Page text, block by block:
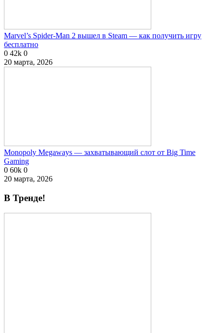
Marvel’s Spider-Man 2 вышел в Steam — как получить игру
бесплатно
0 42k 0
20 марта, 2026
Monopoly Megaways — захватывающий слот от Big Time
Gaming
0 60k 0
20 марта, 2026
В Тренде!